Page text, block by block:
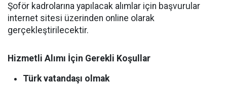
Şoför kadrolarına yapılacak alımlar için başvurular
internet sitesi üzerinden online olarak
gerçekleştirilecektir.
Hizmetli Alımı İçin Gerekli Koşullar
Türk vatandaşı olmak